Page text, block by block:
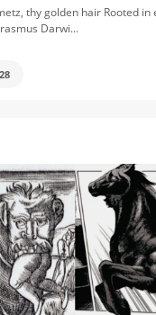
thy golden hair Rooted in
Darwi...
28